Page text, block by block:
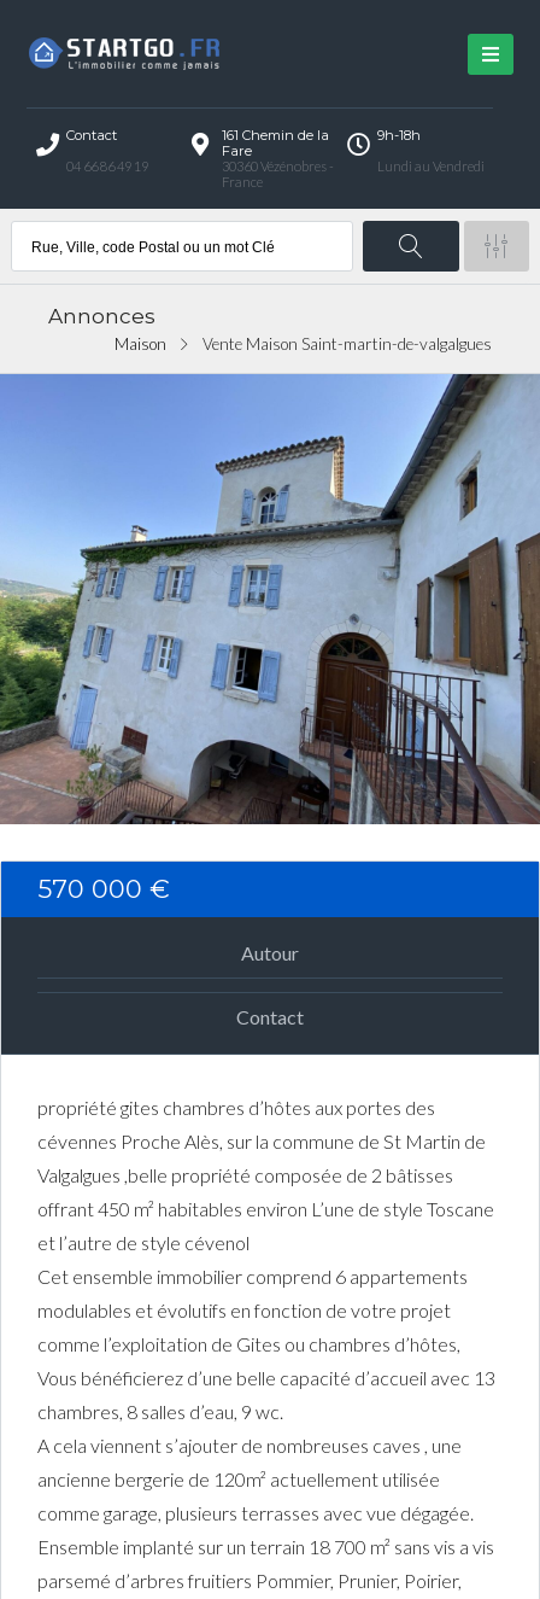
Connexion
Identifiant
Mot de passe
Contact
04 66 86 49 19
161 Chemin de la
Fare
30360 Vézénobres -
France
9h-18h
Lundi au Vendredi
Annonces
Maison Vente Maison Saint-martin-de-valgalgues
570 000 €
Autour
Contact
propriété gites chambres d’hôtes aux portes des
cévennes Proche Alès, sur la commune de St Martin de
Valgalgues ,belle propriété composée de 2 bâtisses
offrant 450 m² habitables environ L’une de style Toscane
et l’autre de style cévenol
Cet ensemble immobilier comprend 6 appartements
modulables et évolutifs en fonction de votre projet
comme l’exploitation de Gites ou chambres d’hôtes,
Vous bénéficierez d’une belle capacité d’accueil avec 13
chambres, 8 salles d’eau, 9 wc.
A cela viennent s’ajouter de nombreuses caves , une
ancienne bergerie de 120m² actuellement utilisée
comme garage, plusieurs terrasses avec vue dégagée.
Ensemble implanté sur un terrain 18 700 m² sans vis a vis
parsemé d’arbres fruitiers Pommier, Prunier, Poirier,